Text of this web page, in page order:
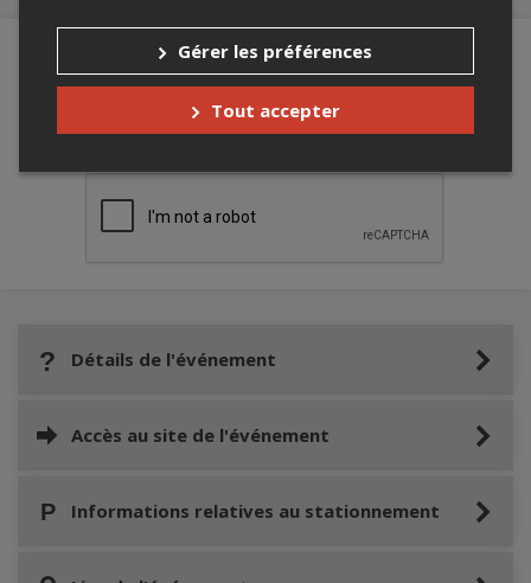
Merci de confirmer que vous n'êtes pas un
robot ci-bas.
Détails de l'événement
Accès au site de l'événement
Informations relatives au stationnement
Gérer les préférences
Tout accepter